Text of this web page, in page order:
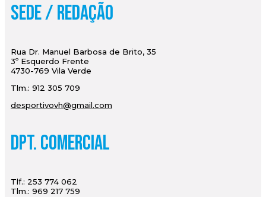
Sede / Redação
Rua Dr. Manuel Barbosa de Brito, 35
3º Esquerdo Frente
4730-769 Vila Verde
Tlm.: 912 305 709
desportivovh@gmail.com
Dpt. Comercial
Tlf.: 253 774 062
Tlm.: 969 217 759